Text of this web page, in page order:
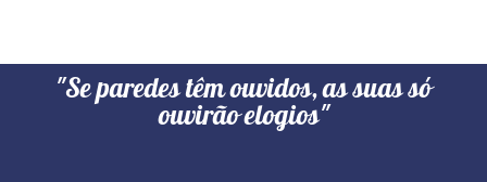
"Se paredes têm ouvidos, as suas só
ouvirão elogios"